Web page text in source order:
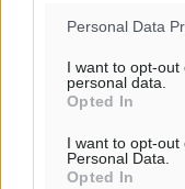
Personal Data
I want to opt-
personal data.
Opted In
I want to opt-out
Personal Data.
Opted In
θαλάσσια
Τοπικές Ειδήσεις•
εκδήλωση για
Πολιτιστικά